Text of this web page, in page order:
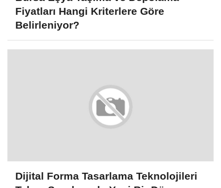
Fiyatları Hangi Kriterlere Göre
Belirleniyor?
Dijital Forma Tasarlama Teknolojileri